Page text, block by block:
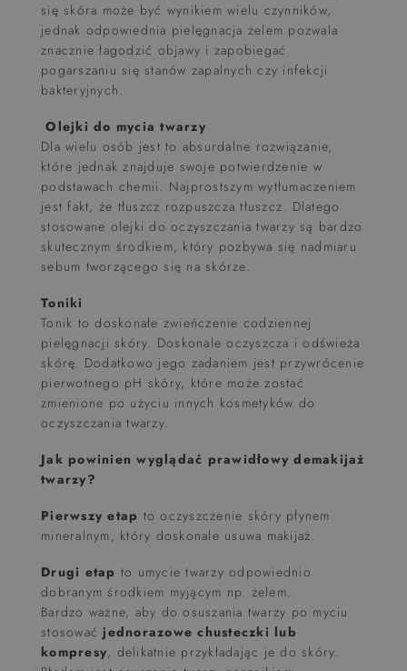
się skóra może być wynikiem wielu czynników,
jednak odpowiednia pielęgnacja żelem pozwala
znacznie łagodzić objawy i zapobiegać
pogarszaniu się stanów zapalnych czy infekcji
bakteryjnych.
Olejki do mycia twarzy
Dla wielu osób jest to absurdalne rozwiązanie,
które jednak znajduje swoje potwierdzenie w
podstawach chemii. Najprostszym wytłumaczeniem
jest fakt, że tłuszcz rozpuszcza tłuszcz. Dlatego
stosowane olejki do oczyszczania twarzy są bardzo
skutecznym środkiem, który pozbywa się nadmiaru
sebum tworzącego się na skórze.
Toniki
Tonik to doskonałe zwieńczenie codziennej
pielęgnacji skóry. Doskonale oczyszcza i odświeża
skórę. Dodatkowo jego zadaniem jest przywrócenie
pierwotnego pH skóry, które może zostać
zmienione po użyciu innych kosmetyków do
oczyszczania twarzy.
Jak powinien wyglądać prawidłowy demakijaż
twarzy?
Pierwszy etap to oczyszczenie skóry płynem
mineralnym, który doskonale usuwa makijaż.
Drugi etap to umycie twarzy odpowiednio
dobranym środkiem myjącym np. żelem.
Bardzo ważne, aby do osuszania twarzy po myciu
stosowaćjednorazowe chusteczki lub
kompresy, delikatnie przykładając je do skóry.